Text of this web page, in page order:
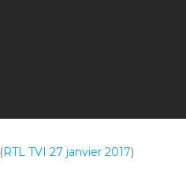
(RTL TVI 27 janvier 2017)